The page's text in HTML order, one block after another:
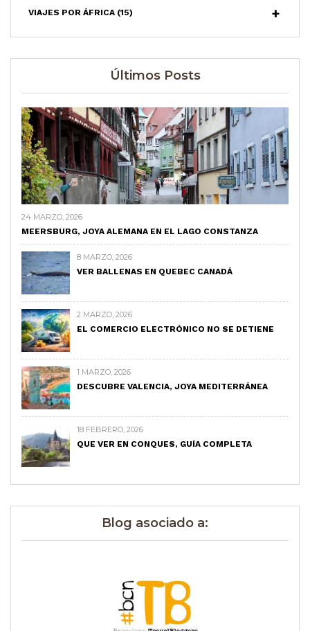
VIAJES POR ÁFRICA (15)
Últimos Posts
24 MARZO, 2026
MEERSBURG, JOYA ALEMANA EN EL LAGO CONSTANZA
8 MARZO, 2026
VER BALLENAS EN QUEBEC CANADÁ
2 MARZO, 2026
EL COMERCIO ELECTRÓNICO NO SE DETIENE
1 MARZO, 2026
DESCUBRE VALENCIA, JOYA MEDITERRÁNEA
18 FEBRERO, 2026
QUE VER EN CONQUES, GUÍA COMPLETA
Blog asociado a: